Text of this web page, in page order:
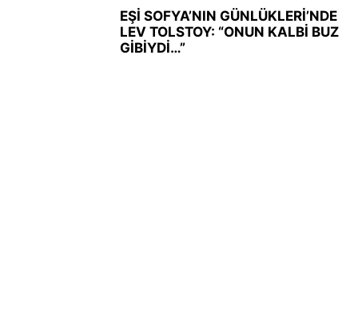
EŞİ SOFYA’NIN GÜNLÜKLERİ’NDE
LEV TOLSTOY: “ONUN KALBİ BUZ
GİBİYDİ…”